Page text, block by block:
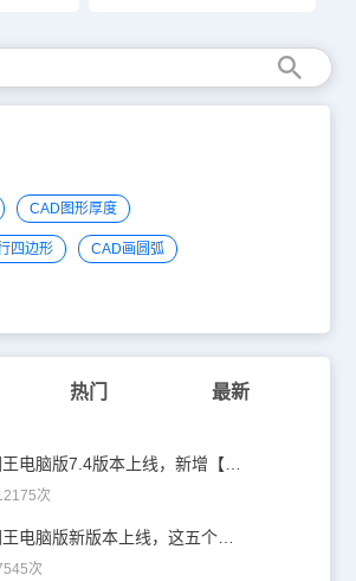
CAD图形厚度
四边形 CAD画圆弧
热门 最新
浩辰CAD看图王电脑版7.4版本上线，新增【坐标系切换】功能！
次
浩辰CAD看图王电脑版新版本上线，这五个新功能你一定要知道！
次